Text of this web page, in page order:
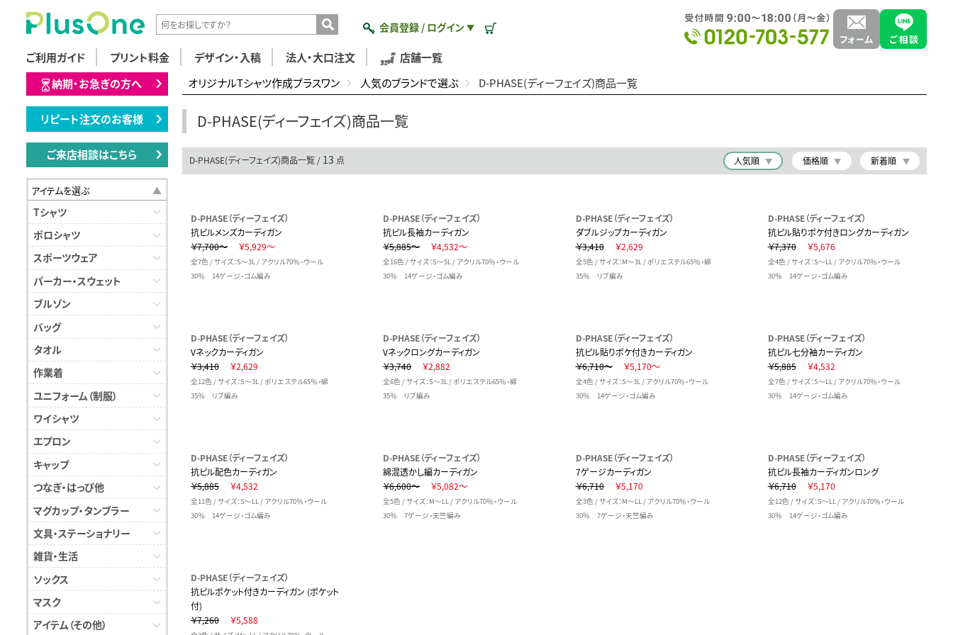
会員登録 / ログイン ▼
ご利用ガイド プリント料金 デザイン・入稿 法人・大口注文
店舗一覧
納期・お急ぎの方へ
リピート注文のお客様
ご来店相談はこちら
アイテムを選ぶ
Tシャツ
ポロシャツ
スポーツウェア
パーカー・スウェット
ブルゾン
バッグ
タオル
作業着
ユニフォーム（制服）
ワイシャツ
エプロン
キャップ
つなぎ・はっぴ他
マグカップ・タンブラー
文具・ステーショナリー
雑貨・生活
ソックス
マスク
アイテム（その他）
オリジナルTシャツ作成プラスワン 人気のブランドで選ぶ D-PHASE(ディーフェイズ)商品一覧
D-PHASE(ディーフェイズ)商品一覧
D-PHASE(ディーフェイズ)商品一覧 / 13 点 人気順 価格順 新着順
D-PHASE（ディーフェイズ）
抗ピルメンズカーディガン
￥7,700～
￥5,929～
全7色 / サイズ：S～3L / アクリル70％・ウール
30％ 14ゲージ・ゴム編み
D-PHASE（ディーフェイズ）
抗ピル長袖カーディガン
￥5,885～
￥4,532～
全16色 / サイズ：S～5L / アクリル70％・ウール
30％ 14ゲージ・ゴム編み
D-PHASE（ディーフェイズ）
ダブルジップカーディガン
￥3,410
￥2,629
全5色 / サイズ：M～3L / ポリエステル65％・綿
35％ リブ編み
D-PHASE（ディーフェイズ）
抗ピル貼りポケ付きロングカーディガン
￥7,370
￥5,676
全4色 / サイズ：S～LL / アクリル70％・ウール
30％ 14ゲージ・ゴム編み
D-PHASE（ディーフェイズ）
Vネックカーディガン
￥3,410
￥2,629
全12色 / サイズ：S～3L / ポリエステル65％・綿
35％ リブ編み
D-PHASE（ディーフェイズ）
Vネックロングカーディガン
￥3,740
￥2,882
全6色 / サイズ：S～3L / ポリエステル65％・綿
35％ リブ編み
D-PHASE（ディーフェイズ）
抗ピル貼りポケ付きカーディガン
￥6,710～
￥5,170～
全4色 / サイズ：S～3L / アクリル70％・ウール
30％ 14ゲージ・ゴム編み
D-PHASE（ディーフェイズ）
抗ピル七分袖カーディガン
￥5,885
￥4,532
全7色 / サイズ：S～LL / アクリル70％・ウール
30％ 14ゲージ・ゴム編み
D-PHASE（ディーフェイズ）
抗ピル配色カーディガン
￥5,885
￥4,532
全11色 / サイズ：S～LL / アクリル70％・ウール
30％ 14ゲージ・ゴム編み
D-PHASE（ディーフェイズ）
綿混透かし編カーディガン
￥6,600～
￥5,082～
全5色 / サイズ：M～LL / アクリル70％・ウール
30％ 7ゲージ・天竺編み
D-PHASE（ディーフェイズ）
7ゲージカーディガン
￥6,710
￥5,170
全3色 / サイズ：M～LL / アクリル70％・ウール
30％ 7ゲージ・天竺編み
D-PHASE（ディーフェイズ）
抗ピル長袖カーディガンロング
￥6,710
￥5,170
全12色 / サイズ：S～LL / アクリル70％・ウール
30％ 14ゲージ・ゴム編み
D-PHASE（ディーフェイズ）
抗ピルポケット付きカーディガン (ポケット
付)
￥7,260
￥5,588